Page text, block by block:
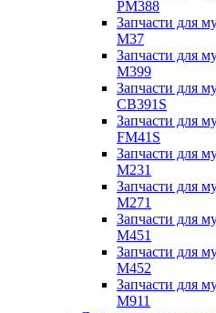
PM388
Запчасти для
M37
Запчасти для
M399
Запчасти для
CB391S
Запчасти для
FM41S
Запчасти для
M231
Запчасти для
M271
Запчасти для
M451
Запчасти для
M452
Запчасти для
M911